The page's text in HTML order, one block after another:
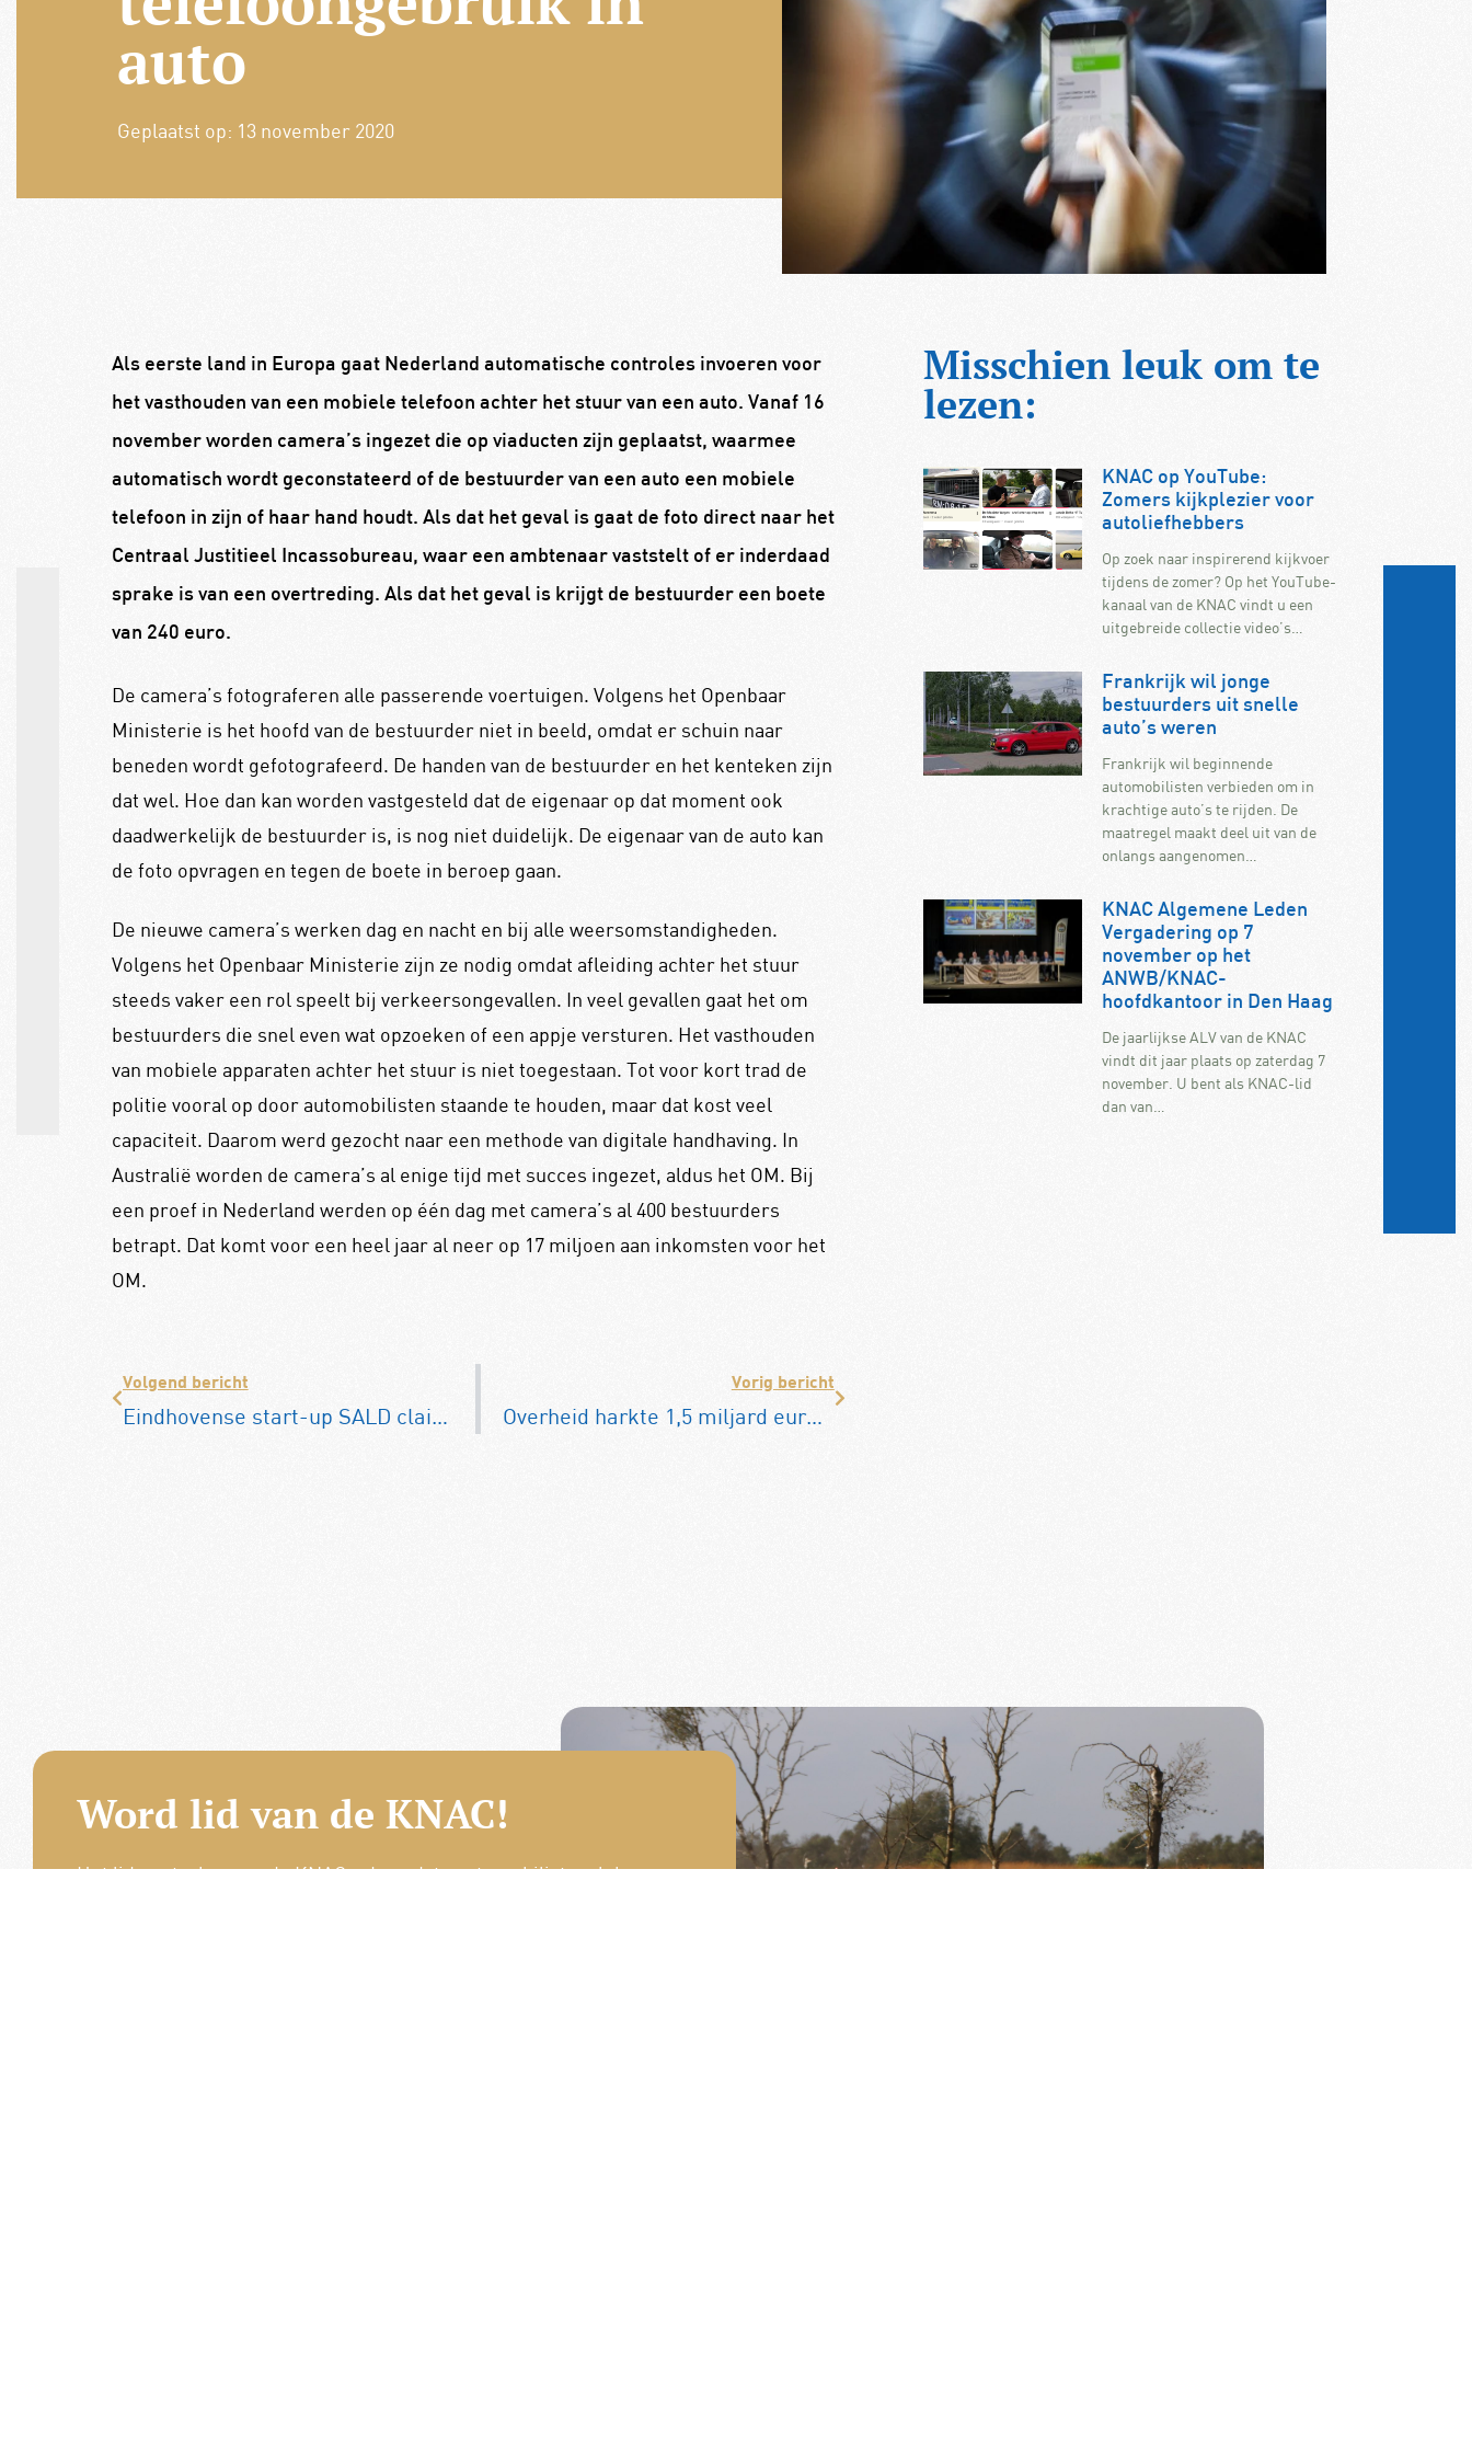
auto
Geplaatst op: 13 november 2020
Als eerste land in Europa gaat Nederland automatische controles invoeren voor
het vasthouden van een mobiele telefoon achter het stuur van een auto. Vanaf 16
november worden camera’s ingezet die op viaducten zijn geplaatst, waarmee
automatisch wordt geconstateerd of de bestuurder van een auto een mobiele
telefoon in zijn of haar hand houdt. Als dat het geval is gaat de foto direct naar het
Centraal Justitieel Incassobureau, waar een ambtenaar vaststelt of er inderdaad
sprake is van een overtreding. Als dat het geval is krijgt de bestuurder een boete
van 240 euro.
De camera’s fotograferen alle passerende voertuigen. Volgens het Openbaar
Ministerie is het hoofd van de bestuurder niet in beeld, omdat er schuin naar
beneden wordt gefotografeerd. De handen van de bestuurder en het kenteken zijn
dat wel. Hoe dan kan worden vastgesteld dat de eigenaar op dat moment ook
daadwerkelijk de bestuurder is, is nog niet duidelijk. De eigenaar van de auto kan
de foto opvragen en tegen de boete in beroep gaan.
De nieuwe camera’s werken dag en nacht en bij alle weersomstandigheden.
Volgens het Openbaar Ministerie zijn ze nodig omdat afleiding achter het stuur
steeds vaker een rol speelt bij verkeersongevallen. In veel gevallen gaat het om
bestuurders die snel even wat opzoeken of een appje versturen. Het vasthouden
van mobiele apparaten achter het stuur is niet toegestaan. Tot voor kort trad de
politie vooral op door automobilisten staande te houden, maar dat kost veel
capaciteit. Daarom werd gezocht naar een methode van digitale handhaving. In
Australië worden de camera’s al enige tijd met succes ingezet, aldus het OM. Bij
een proef in Nederland werden op één dag met camera’s al 400 bestuurders
betrapt. Dat komt voor een heel jaar al neer op 17 miljoen aan inkomsten voor het
OM.
Volgend bericht
Eindhovense start-up SALD claimt revolutie in accutechniek
Vorig bericht
Overheid harkte 1,5 miljard euro teveel BPM binnen
Misschien leuk om te
lezen:
KNAC op YouTube:
Zomers kijkplezier voor
autoliefhebbers
Op zoek naar inspirerend kijkvoer
tijdens de zomer? Op het YouTube-
kanaal van de KNAC vindt u een
uitgebreide collectie video’s…
Frankrijk wil jonge
bestuurders uit snelle
auto’s weren
Frankrijk wil beginnende
automobilisten verbieden om in
krachtige auto’s te rijden. De
maatregel maakt deel uit van de
onlangs aangenomen…
KNAC Algemene Leden
Vergadering op 7
november op het
ANWB/KNAC-
hoofdkantoor in Den Haag
De jaarlijkse ALV van de KNAC
vindt dit jaar plaats op zaterdag 7
november. U bent als KNAC-lid
dan van…
Word lid van de KNAC!
Het lidmaatschap van de KNAC – de oudste automobilistenclub van